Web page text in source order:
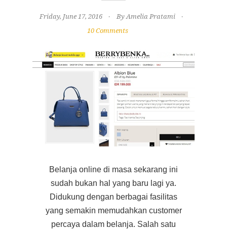
Friday, June 17, 2016
By Amelia Pratami
10 Comments
Belanja online di masa sekarang ini
sudah bukan hal yang baru lagi ya.
Didukung dengan berbagai fasilitas
yang semakin memudahkan customer
percaya dalam belanja. Salah satu